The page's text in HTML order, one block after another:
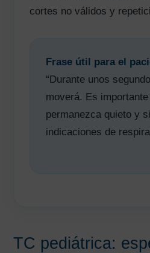
cortes no válidos y
Frase útil para el
“Durante unos
moverá. Es
permanezca quieto y
indicaciones de
TC pediátrica: